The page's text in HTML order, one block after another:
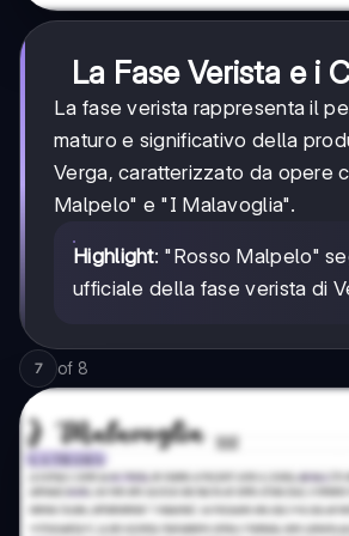
La Fase Verista e i
La fase verista rappresenta il
maturo e significativo della
Verga, caratterizzato da opere
Malpelo" e "I Malavoglia".
Highlight: "Rosso Malpelo"
ufficiale della fase verista di
7 of 8